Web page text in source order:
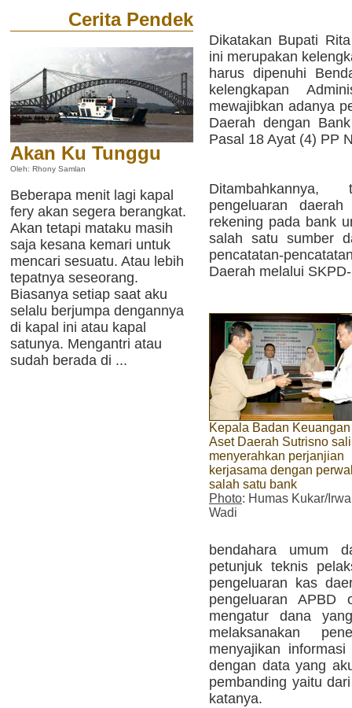
Cerita Pendek
Akan Ku Tunggu
Oleh: Rhony Samlan
Beberapa menit lagi kapal
fery akan segera berangkat.
Akan tetapi mataku masih
saja kesana kemari untuk
mencari sesuatu. Atau lebih
tepatnya seseorang.
Biasanya setiap saat aku
selalu berjumpa dengannya
di kapal ini atau kapal
satunya. Mengantri atau
sudah berada di ...
Dikatakan Bupati
ini merupakan
harus dipenuhi
kelengkapan
mewajibkan adanya
Daerah dengan
Pasal 18 Ayat (4) PP
pengeluaran
rekening pada bank
salah satu sumber
pencatatan-
Daerah melalui
Kepala Badan
Aset Daerah Sutrisno
menyerahkan perjanjian
kerjasama dengan
salah satu bank
Photo: Humas Kukar/
Wadi
bendahara umum
petunjuk teknis
pengeluaran kas
pengeluaran
mengatur dana
melaksanakan
menyajikan
dengan data yang
pembanding yaitu
katanya.